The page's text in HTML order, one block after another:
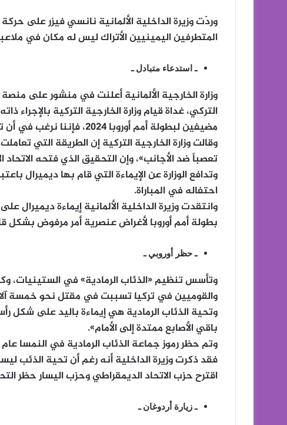
وردّت وزيرة الداخلية الألمانية نانسي فيزر على
المتطرفين اليمينيين الأتراك ليس له مكان في
ـ استدعاء متبادل ـ
وزارة الخارجية الألمانية أعلنت في منشور على
التركي، غداة قيام وزارة الخارجية التركية بالإجراء
مضيفين لبطولة أمم أوروبا 2024، فإننا نرغب في أن تكون الرياضة عاملاً للوحدة».
وقالت وزارة الخارجية التركية إن الطريقة التي
تعصباً ضد الأجانب»، وإن التحقيق الذي فتحه الاتحاد
وتدافع الوزارة عن الإيماءة التي قام بها ديميرال
احتفاله في المباراة.
وانتقدت وزيرة الداخلية الألمانية إيماءة
بطولة أمم أوروبا لأغراض عنصرية أمر مرفوض بشكل
ـ حظر أوروبي ـ
وتأسس تنظيم «الذئاب الرمادية» في الستينيات،
والقوميين في تركيا تسببت في مقتل نحو خمسة آلاف
وتحية الذئاب الرمادية هي إيماءة باليد على شكل
باقي الأصابع ممتدة إلى الأمام».
فقد ذكرت وزيرة الداخلية أنه رغم أن تحية الذئب
اقترح حزب الاتحاد الديمقراطي وحزب اليسار حظر التحية في أكتوبر 2018م،
ـ زيارة أردوغان ـ